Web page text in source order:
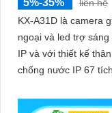
5%-35%
liên hệ
KX-A31D là camera
ngoại và led trợ sáng ban đêm. Camera
IP và với thiết kế
chống nước IP 67